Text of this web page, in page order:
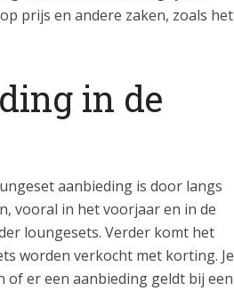
prijs en andere zaken, zoals het
in de
aanbieding is door langs
vooral in het voorjaar en in de
loungesets. Verder komt het
worden verkocht met korting. Je
er een aanbieding geldt bij een